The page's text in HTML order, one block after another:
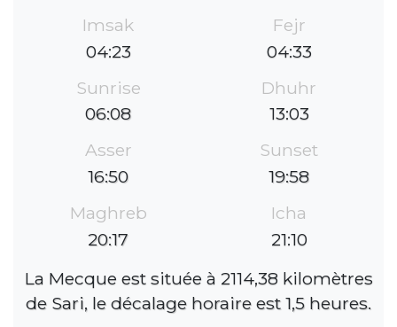
Imsak
04:23
Fejr
04:33
Sunrise
06:08
Dhuhr
13:03
Asser
16:50
Sunset
19:58
Maghreb
20:17
Icha
21:10
La Mecque est située à 2114,38 kilomètres
de Sari, le décalage horaire est 1,5 heures.